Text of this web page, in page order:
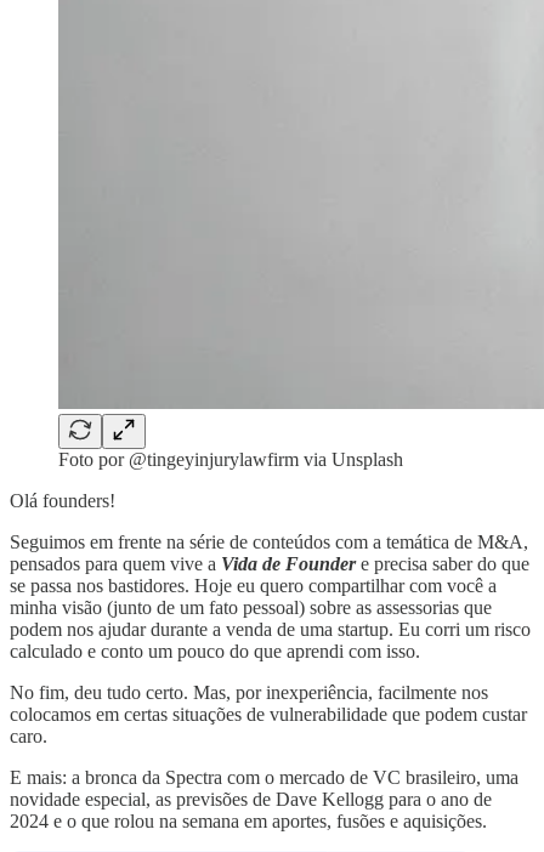
Foto por @tingeyinjurylawfirm via Unsplash
Olá founders!
Seguimos em frente na série de conteúdos com a temática de M&A,
pensados para quem vive a Vida de Foundere precisa saber do que
se passa nos bastidores. Hoje eu quero compartilhar com você a
minha visão (junto de um fato pessoal) sobre as assessorias que
podem nos ajudar durante a venda de uma startup. Eu corri um risco
calculado e conto um pouco do que aprendi com isso.
No fim, deu tudo certo. Mas, por inexperiência, facilmente nos
colocamos em certas situações de vulnerabilidade que podem custar
caro.
E mais: a bronca da Spectra com o mercado de VC brasileiro, uma
novidade especial, as previsões de Dave Kellogg para o ano de
2024 e o que rolou na semana em aportes, fusões e aquisições.